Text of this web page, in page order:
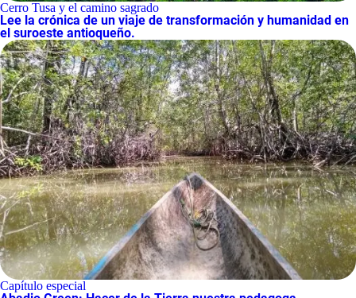
Cerro Tusa y el camino sagrado
Lee la crónica de un viaje de transformación y humanidad en
el suroeste antioqueño.
Capítulo especial